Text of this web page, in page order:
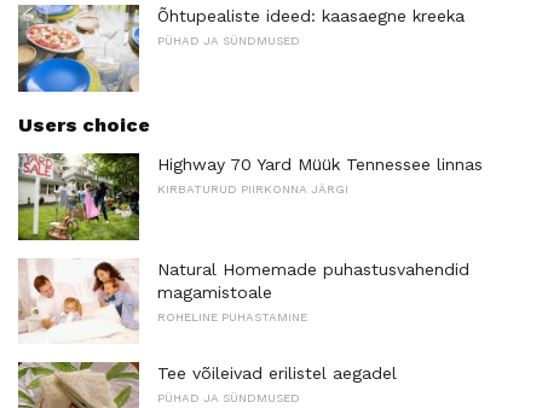
Õhtupealiste ideed: kaasaegne kreeka
PÜHAD JA SÜNDMUSED
Users choice
Highway 70 Yard Müük Tennessee linnas
KIRBATURUD PIIRKONNA JÄRGI
Natural Homemade puhastusvahendid
magamistoale
ROHELINE PUHASTAMINE
Tee võileivad erilistel aegadel
PÜHAD JA SÜNDMUSED